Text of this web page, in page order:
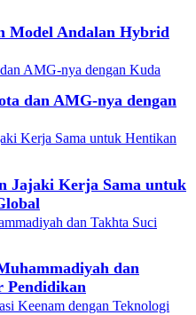
Model Andalan Hybrid
dan AMG-nya dengan
Jajaki Kerja Sama untuk
dan
Pendidikan